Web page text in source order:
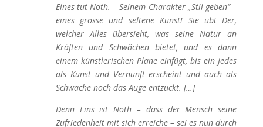
Eines tut Noth. – Seinem Charakter „Stil geben“ –
eines grosse und seltene Kunst! Sie übt Der,
welcher Alles übersieht, was seine Natur an
Kräften und Schwächen bietet, und es dann
einem künstlerischen Plane einfügt, bis ein Jedes
als Kunst und Vernunft erscheint und auch als
Schwäche noch das Auge entzückt. […]
Denn Eins ist Noth – dass der Mensch seine
Zufriedenheit mit sich erreiche – sei es nun durch